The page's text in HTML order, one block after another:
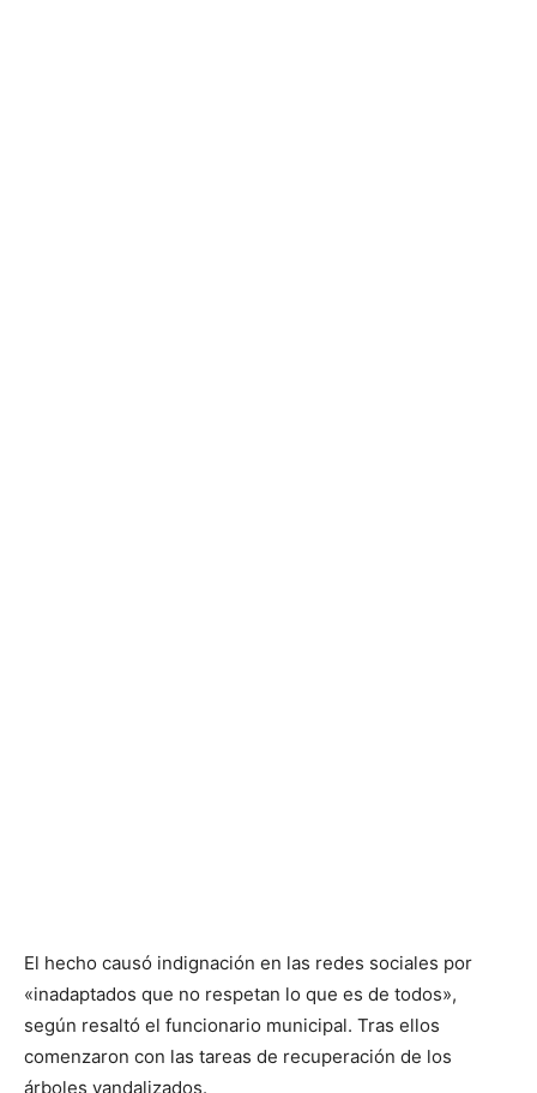
El hecho causó indignación en las redes sociales por
«inadaptados que no respetan lo que es de todos»,
según resaltó el funcionario municipal. Tras ellos
comenzaron con las tareas de recuperación de los
árboles vandalizados.